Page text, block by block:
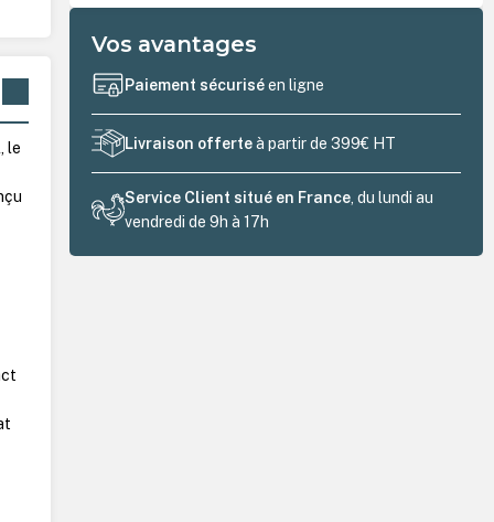
Vos avantages
Paiement sécuriséen ligne
Livraison offerteà partir de 399€ HT
Service Client situé en France , du lundi au
vendredi de 9h à 17h
le